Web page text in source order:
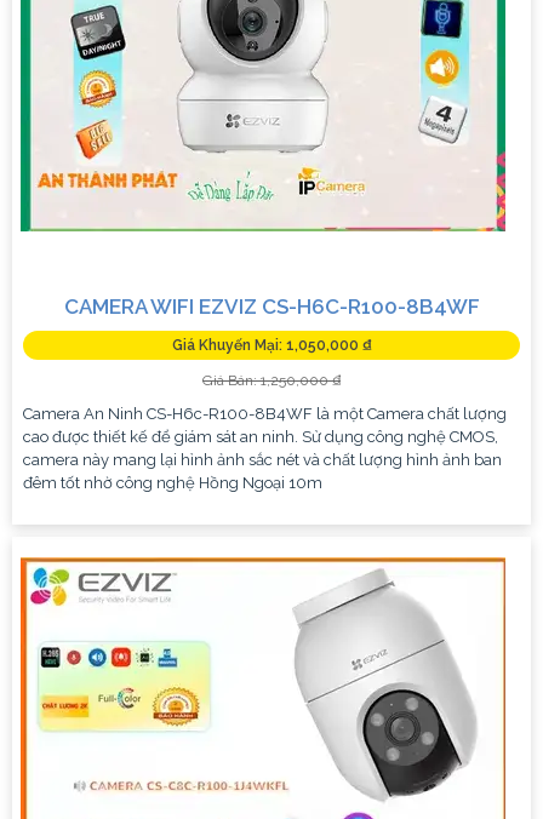
CAMERA WIFI EZVIZ CS-H6C-R100-8B4WF
Giá Khuyến Mại: 1,050,000 ₫
Giá Bán: 1,250,000 ₫
Camera An Ninh CS-H6c-R100-8B4WF là một Camera chất lượng
cao được thiết kế để giám sát an ninh. Sử dụng công nghệ CMOS,
camera này mang lại hình ảnh sắc nét và chất lượng hình ảnh ban
đêm tốt nhờ công nghệ Hồng Ngoại 10m